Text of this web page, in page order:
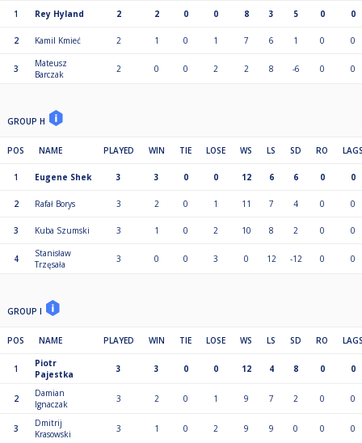
1 Rey Hyland 2 2 0 0 8 3 5 0 0
2 Kamil Kmieć 2 1 0 1 7 6 1 0 0
3
Mateusz
Barczak
2 0 0 2 2 8 -6 0 0
GROUP H
POS NAME PLAYED WIN TIE LOSE WS LS SD RO
1 Eugene Shek 3 3 0 0 12 6 6 0 0
2 Rafał Borys 3 2 0 1 11 7 4 0 0
3 Kuba Szumski 3 1 0 2 10 8 2 0 0
4
Stanisław
Trzęsała
3 0 0 3 0 12 -12 0 0
GROUP I
POS NAME PLAYED WIN TIE LOSE WS LS SD RO
1
Piotr
Pajestka
3 3 0 0 12 4 8 0 0
2
Damian
Ignaczak
3 2 0 1 9 7 2 0 0
3
Dmitrij
Krasowski
3 1 0 2 9 9 0 0 0